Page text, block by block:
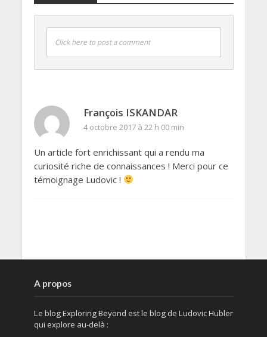
Click here to post a comment
François ISKANDAR
4 octobre 2017 à 22 h 00 min
Un article fort enrichissant qui a rendu ma
curiosité riche de connaissances ! Merci pour ce
témoignage Ludovic !
A propos
Le blog Exploring Beyond est le blog de Ludovic Hubler
qui explore au-delà :